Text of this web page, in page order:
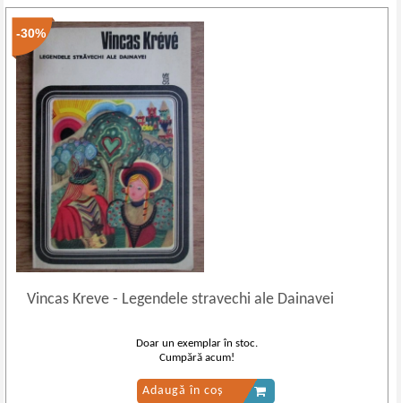
-30%
Vincas Kreve- Legendele stravechi ale Dainavei
Doar un exemplar în stoc.
Cumpără acum!
Adaugă în coș